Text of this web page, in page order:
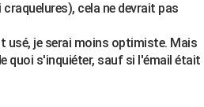
cela ne devrait pas
usé, je serai moins optimiste. Mais
quoi s'inquiéter, sauf si l'émail était